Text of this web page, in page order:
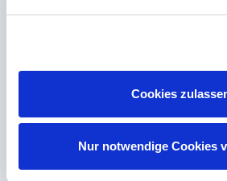
Cookies
Nur notwendige Cookies
Warum unterscheiden sich Farben auf
Wie oft bringt Revell neue